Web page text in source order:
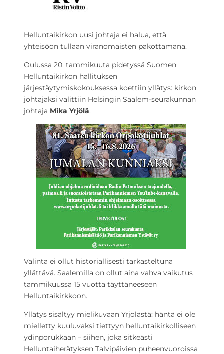
Helluntaikirkon uusi johtaja ei halua, että
yhteisöön tullaan viranomaisten pakottamana.
Oulussa 20. tammikuuta pidetyssä Suomen
Helluntaikirkon hallituksen
järjestäytymiskokouksessa koettiin yllätys: kirkon
johtajaksi valittiin Helsingin Saalem-seurakunnan
johtaja Mika Yrjölä.
Valinta ei ollut historiallisesti tarkasteltuna
yllättävä. Saalemilla on ollut aina vahva vaikutus
tammikuussa 15 vuotta täyttäneeseen
Helluntaikirkkoon.
Yllätys sisältyy mielikuvaan Yrjölästä: häntä ei ole
mielletty kuuluvaksi tiettyyn helluntaikirkolliseen
ydinporukkaan – siihen, joka sitkeästi
Helluntaiherätyksen Talvipäivien puheenvuoroissa